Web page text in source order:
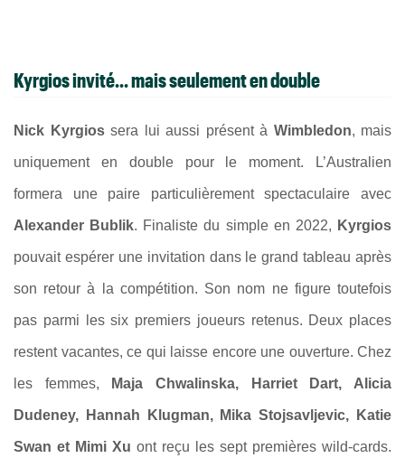
Kyrgios invité... mais seulement en double
Nick Kyrgiossera lui aussi présent à Wimbledon, mais
uniquement en double pour le moment. L’Australien
formera une paire particulièrement spectaculaire avec
Alexander Bublik. Finaliste du simple en 2022, Kyrgios
pouvait espérer une invitation dans le grand tableau après
son retour à la compétition. Son nom ne figure toutefois
pas parmi les six premiers joueurs retenus. Deux places
restent vacantes, ce qui laisse encore une ouverture. Chez
les femmes, Maja Chwalinska, Harriet Dart, Alicia
Dudeney, Hannah Klugman, Mika Stojsavljevic, Katie
Swan et Mimi Xu ont reçu les sept premières wild-cards.